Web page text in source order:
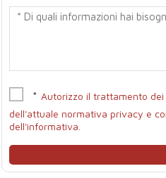
*Autorizzo il trattamento
dell'attuale normativa privacy e
dell'informativa.